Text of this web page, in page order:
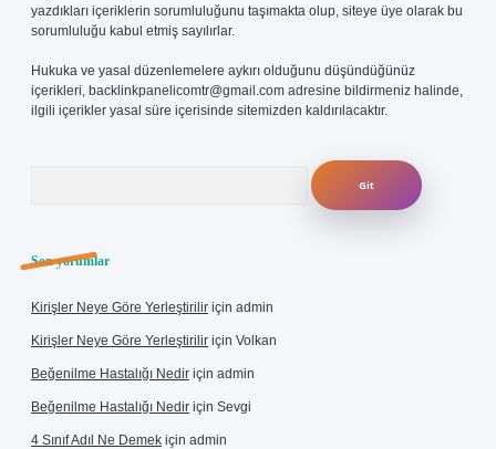
yazdıkları içeriklerin sorumluluğunu taşımakta olup, siteye üye olarak bu
sorumluluğu kabul etmiş sayılırlar.
Hukuka ve yasal düzenlemelere aykırı olduğunu düşündüğünüz
içerikleri, backlinkpanelicomtr@gmail.com adresine bildirmeniz halinde,
ilgili içerikler yasal süre içerisinde sitemizden kaldırılacaktır.
Son yorumlar
Kirişler Neye Göre Yerleştirilir için admin
Kirişler Neye Göre Yerleştirilir için Volkan
Beğenilme Hastalığı Nedir için admin
Beğenilme Hastalığı Nedir için Sevgi
4 Sınıf Adıl Ne Demek için admin